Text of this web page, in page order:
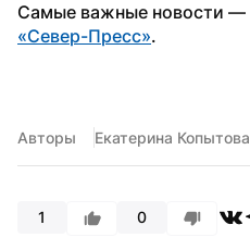
«Север-Пресс».
Авторы Екатерина Копытова
1 0